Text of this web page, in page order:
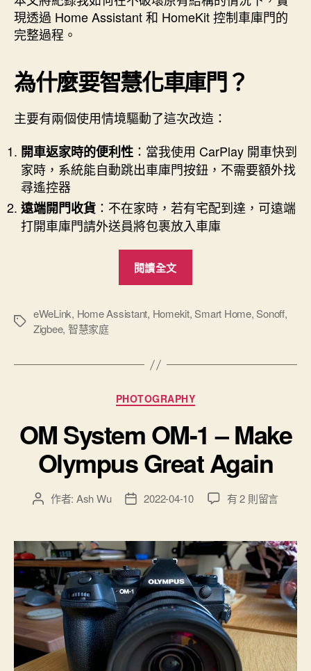
現透過 Home Assistant 和 HomeKit 控制車庫門的
完整過程。
為什麼要智慧化車庫門？
主要有兩個使用情境驅動了這次改造：
開車返家時的便利性 ：當我使用 CarPlay 開車快到
家時，系統能自動跳出車庫門按鈕，不需要額外找
尋遙控器
遠端開門收貨 ：不在家時，若有宅配到達，可遠端
打開車庫門請外送員將包裹放入車庫
閱讀全文
庫
門
慧
化
之
旅”
標
eWeLink, Home Assistant, Homekit,Smart Home,Sonoff,
Zigbee, 智慧家庭
分
類
PHOTOGRAPHY
OM System OM-1 – Make
Olympus Great Again
文
者
作者: Ash Wu
文
佈
日
期
2022-04-10
在
OM-
1
–
Make
Olympus
Great
Again〉
中
有 2 則留言